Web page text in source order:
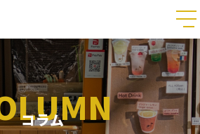
コラム